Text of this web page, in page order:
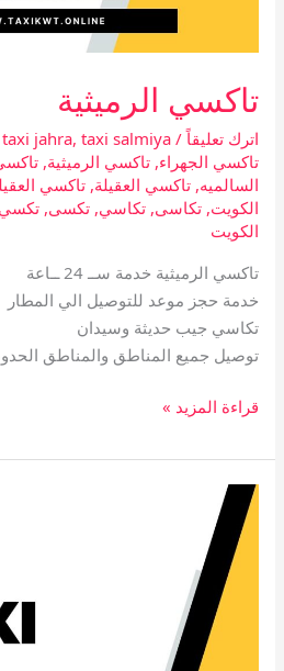
تاكسي الرميثية
اترك تعليقاً /
taxi jahra, taxi salmiya
تاكسي الجهراء,تاكسي الرميثية,
السالميه,تاكسي العقيلة,تاكسي
الكويت,تكاسى,تكاسي,تكسى,تكسي
الكويت
تاكسي الرميثية خدمة ســ 24 ــاعة
خدمة حجز موعد للتوصيل الي المطار
تكاسي جيب حديثة وسيدان
توصيل جميع المناطق والمناطق
قراءة المزيد »
تاكسي
القرين